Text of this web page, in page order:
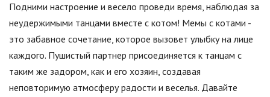
Подними настроение и весело проведи время, наблюдая за
неудержимыми танцами вместе с котом! Мемы с котами -
это забавное сочетание, которое вызовет улыбку на лице
каждого. Пушистый партнер присоединяется к танцам с
таким же задором, как и его хозяин, создавая
неповторимую атмосферу радости и веселья. Давайте